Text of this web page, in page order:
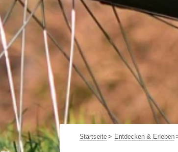
Startseite Entdecken & Erleben